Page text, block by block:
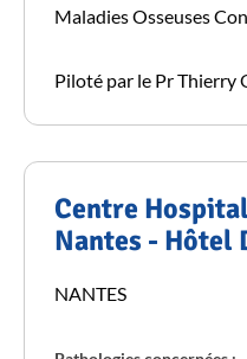
Maladies Osseuses
Piloté par le Pr Thierry
Centre
Nantes - Hôtel
NANTES